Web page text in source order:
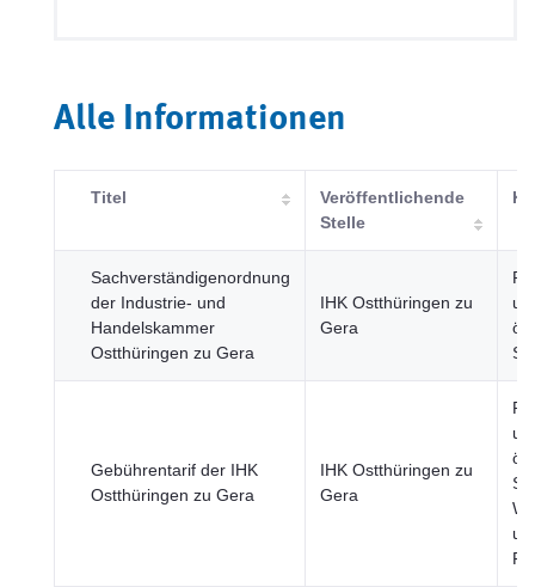
Alle Informationen
Titel
Veröffentlichende
Stelle
Sachverständigenordnung
der Industrie- und
Handelskammer
Ostthüringen zu Gera
IHK Ostthüringen zu
Gera
Gebührentarif der IHK
Ostthüringen zu Gera
IHK Ostthüringen zu
Gera